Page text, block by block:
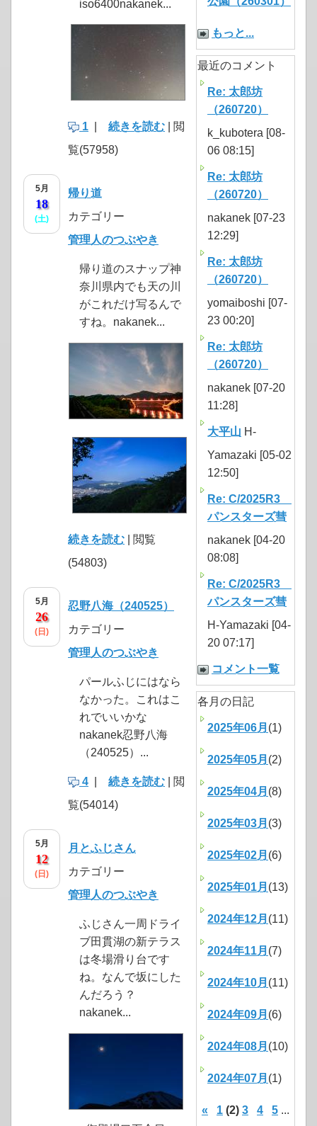
iso6400nakanek...
1 続きを読む | 閲
覧(57958)
5月
18
(土)
帰り道
カテゴリー
管理人のつぶやき
帰り道のスナップ神
奈川県内でも天の川
がこれだけ写るんで
すね。nakanek...
続きを読む | 閲覧
(54803)
5月
26
(日)
忍野八海（240525）
カテゴリー
管理人のつぶやき
パールふじにはなら
なかった。これはこ
れでいいかな
nakanek忍野八海
（240525）...
4 続きを読む | 閲
覧(54014)
5月
12
(日)
月とふじさん
カテゴリー
管理人のつぶやき
ふじさん一周ドライ
ブ田貫湖の新テラス
は冬場滑り台です
ね。なんで坂にした
んだろう？
nakanek...
もっと...
最近のコメント
Re: 太郎坊
（260720）
k_kubotera [08-
06 08:15]
Re: 太郎坊
（260720）
nakanek [07-23
12:29]
Re: 太郎坊
（260720）
yomaiboshi [07-
23 00:20]
Re: 太郎坊
（260720）
nakanek [07-20
11:28]
大平山 H-
Yamazaki [05-02
12:50]
Re: C/2025R3
パンスターズ彗
nakanek [04-20
08:08]
Re: C/2025R3
パンスターズ彗
H-Yamazaki [04-
20 07:17]
コメント一覧
各月の日記
2025年06月 (1)
2025年05月 (2)
2025年04月 (8)
2025年03月 (3)
2025年02月 (6)
2025年01月 (13)
2024年12月 (11)
2024年11月 (7)
2024年10月 (11)
2024年09月 (6)
2024年08月 (10)
2024年07月 (1)
« 1 (2) 3 4 5 ...